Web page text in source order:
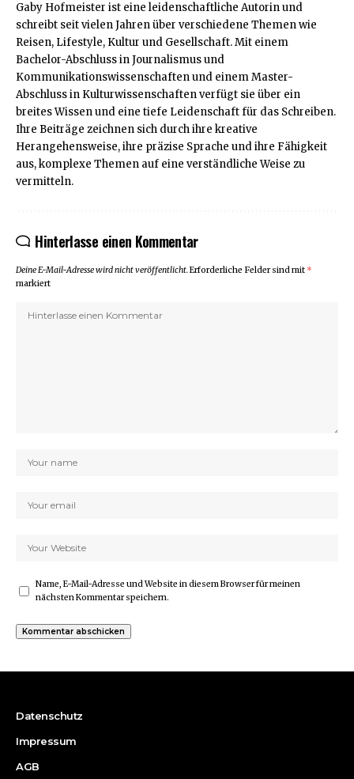
Gaby Hofmeister ist eine leidenschaftliche Autorin und
schreibt seit vielen Jahren über verschiedene Themen wie
Reisen, Lifestyle, Kultur und Gesellschaft. Mit einem
Bachelor-Abschluss in Journalismus und
Kommunikationswissenschaften und einem Master-
Abschluss in Kulturwissenschaften verfügt sie über ein
breites Wissen und eine tiefe Leidenschaft für das Schreiben.
Ihre Beiträge zeichnen sich durch ihre kreative
Herangehensweise, ihre präzise Sprache und ihre Fähigkeit
aus, komplexe Themen auf eine verständliche Weise zu
vermitteln.
Hinterlasse einen Kommentar
Deine E-Mail-Adresse wird nicht veröffentlicht.Erforderliche Felder sind mit *
markiert
Name, E-Mail-Adresse und Website in diesem Browser für meinen
nächsten Kommentar speichern.
Datenschutz
Impressum
AGB